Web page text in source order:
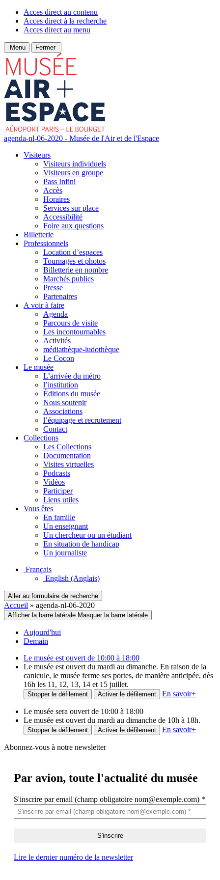
Acces direct au contenu
Acces direct à la recherche
Acces direct au menu
Menu Fermer
agenda-nl-06-2020 - Musée de l'Air et de l'Espace
Visiteurs
Visiteurs individuels
Visiteurs en groupe
Pass Infini
Accès
Horaires
Services sur place
Accessibilité
Foire aux questions
Billetterie
Professionnels
Location d’espaces
Tournages et photos
Billetterie en nombre
Marchés publics
Presse
Partenaires
A voir à faire
Agenda
Parcours de visite
Les incontournables
Activités
médiathèque-ludothèque
Le Cocon
Le musée
L’arrivée du métro
l’institution
Éditions du musée
Nous soutenir
Associations
l’équipage et recrutement
Contact
Collections
Les Collections
Documentation
Visites virtuelles
Podcasts
Vidéos
Participer
Liens utiles
Vous êtes
En famille
Un enseignant
Un chercheur ou un étudiant
En situation de handicap
Un journaliste
Français
English (Anglais)
Aller au formulaire de recherche
Accueil » agenda-nl-06-2020
Afficher la barre latérale Masquer la barre latérale
Aujourd'hui
Demain
Le musée est ouvert de 10:00 à 18:00
Le musée est ouvert du mardi au dimanche. En raison de la
canicule, le musée ferme ses portes, de manière anticipée, dès
16h les 11, 12, 13, 14 et 15 juillet.
Stopper le défilement Activer le défilement En savoir+
Le musée sera ouvert de 10:00 à 18:00
Le musée est ouvert du mardi au dimanche de 10h à 18h.
Stopper le défilement Activer le défilement En savoir+
Abonnez-vous à notre newsletter
Par avion, toute l'actualité du musée
S'inscrire par email (champ obligatoire nom@exemple.com) *
Lire le dernier numéro de la newsletter